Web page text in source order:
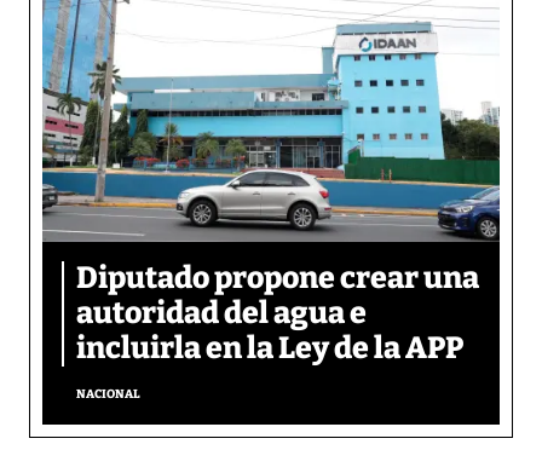
Diputado propone crear una
autoridad del agua e
incluirla en la Ley de la APP
NACIONAL